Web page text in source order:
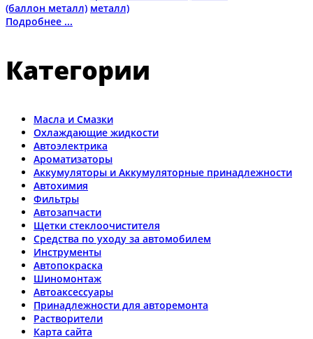
(баллон металл)
Подробнее ...
Категории
Масла и Смазки
Охлаждающие жидкости
Автоэлектрика
Ароматизаторы
Аккумуляторы и Аккумуляторные принадлежности
Автохимия
Фильтры
Автозапчасти
Щетки стеклоочистителя
Средства по уходу за автомобилем
Инструменты
Автопокраска
Шиномонтаж
Автоаксессуары
Принадлежности для авторемонта
Растворители
Карта сайта